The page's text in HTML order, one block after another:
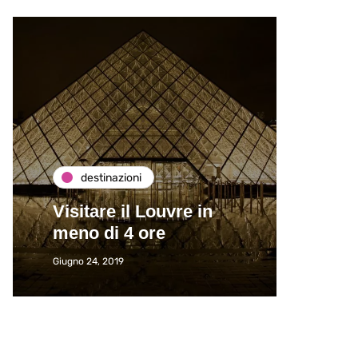
destinazioni
Visitare il Louvre in
meno di 4 ore
Giugno 24, 2019